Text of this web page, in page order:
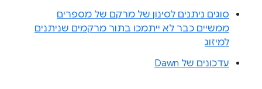
סוגים ניתנים לסינון של מרקם של מספרים
ממשיים כבר לא ייתמכו בתור מרקמים שניתנים
למיזוג
עדכונים של Dawn